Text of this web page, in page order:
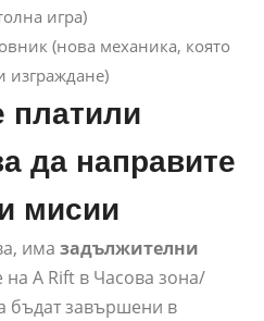
игра)
(нова механика, която
изграждане)
платили
да направите
мисии
има задължителни
на A Rift в Часова зона/
бъдат завършени в